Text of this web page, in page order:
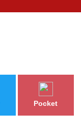
Pocket